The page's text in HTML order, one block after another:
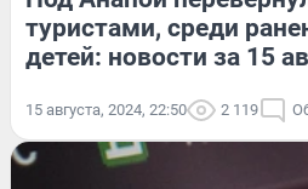
туристами, среди
детей: новости за 15
15 августа, 2024, 22:50 2 119